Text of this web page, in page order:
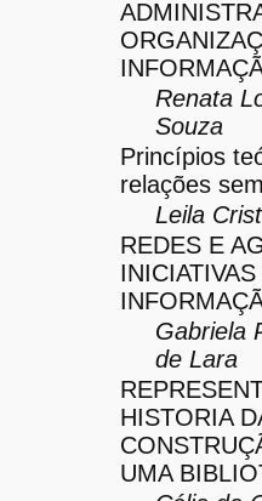
Renata
Souza
Princípios
relações
Leila
REDES E
Gabriela
de Lara
HISTORIA
UMA